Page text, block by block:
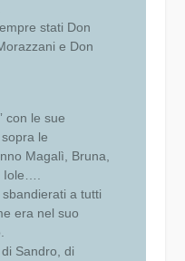
stati Don
e Don
con le sue
le
Magalì, Bruna,
a tutti
era nel suo
Sandro, di